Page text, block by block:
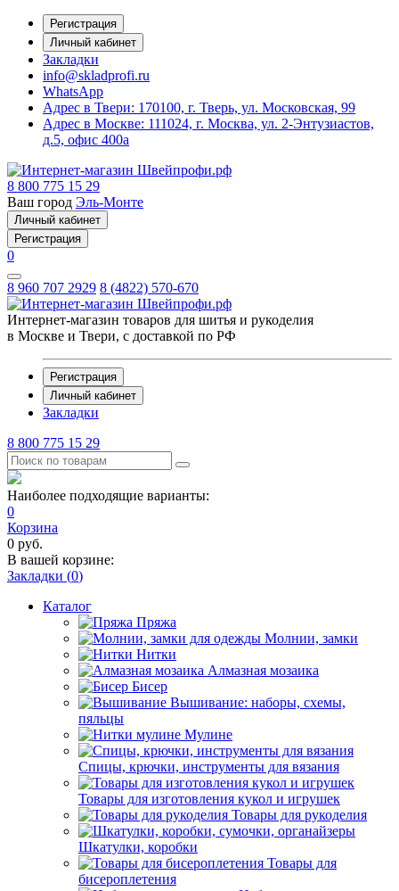
Регистрация
Личный кабинет
Закладки
info@skladprofi.ru
WhatsApp
Адрес в Твери: 170100, г. Тверь, ул. Московская, 99
Адрес в Москве: 111024, г. Москва, ул. 2-Энтузиастов,
д.5, офис 400а
8 800 775 15 29
Ваш город Эль-Монте
Личный кабинет
Регистрация
0
8 960 707 2929 8 (4822) 570-670
Интернет-магазин товаров для шитья и рукоделия
в Москве и Твери, с доставкой по РФ
Регистрация
Личный кабинет
Закладки
8 800 775 15 29
Наиболее подходящие варианты:
0
Корзина
0 руб.
В вашей корзине:
Закладки (0)
Каталог
Пряжа
Молнии, замки
Нитки
Алмазная мозаика
Бисер
Вышивание: наборы, схемы,
пяльцы
Мулине
Спицы, крючки, инструменты для вязания
Товары для изготовления кукол и игрушек
Товары для рукоделия
Шкатулки, коробки
Товары для
бисероплетения